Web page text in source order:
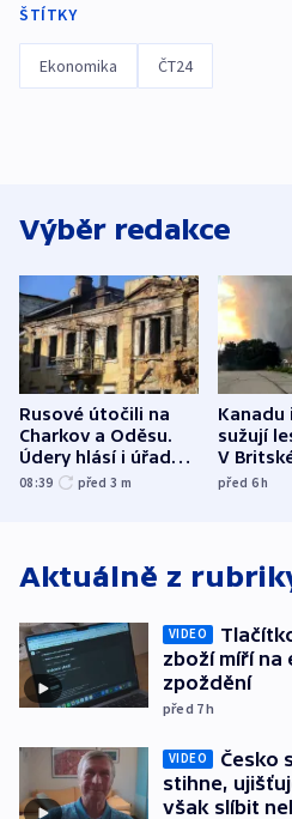
ŠTÍTKY
Ekonomika ČT24
Výběr redakce
Rusové útočili na
Charkov a Oděsu.
Údery hlásí i úřady v
Bělgorodu
08:39 před 3 m
Kanadu
sužují
V
před 6h
Aktuálně z
VIDEO
zboží míří na
zpoždění
před 7h
VIDEO
Česko
stihne,
však slíbit